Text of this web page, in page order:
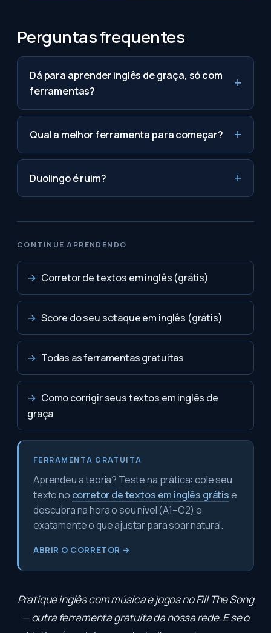
Perguntas frequentes
Dá para aprender inglês de graça, só com
ferramentas?
Qual a melhor ferramenta para começar?
Duolingo é ruim?
CONTINUE APRENDENDO
→ Corretor de textos em inglês (grátis)
→ Score do seu sotaque em inglês (grátis)
→ Todas as ferramentas gratuitas
→ Como corrigir seus textos em inglês de
graça
FERRAMENTA GRATUITA
Aprendeu a teoria? Teste na prática: cole seu
texto no corretor de textos em inglês grátise
descubra na hora o seu nível (A1–C2) e
exatamente o que ajustar para soar natural.
ABRIR O CORRETOR →
Pratique inglês com música e jogos noFill The Song
— outra ferramenta gratuita da nossa rede. E se o